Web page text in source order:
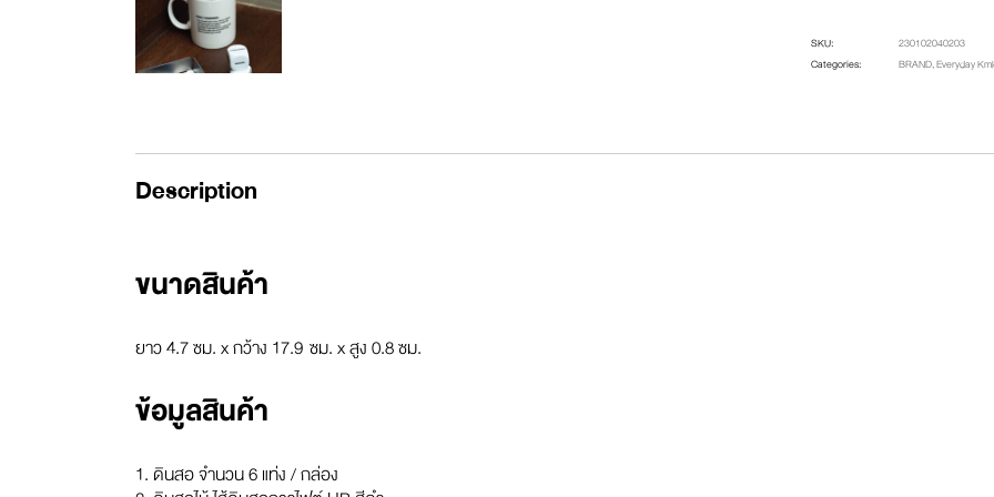
SKU:
230102040203
Categories:
BRAND,Everyday
Description
ขนาดสินค้า
ยาว 4.7 ซม. x กว้าง 17.9 ซม. x สูง 0.8 ซม.
ข้อมูลสินค้า
1. ดินสอ จำนวน 6 แท่ง / กล่อง